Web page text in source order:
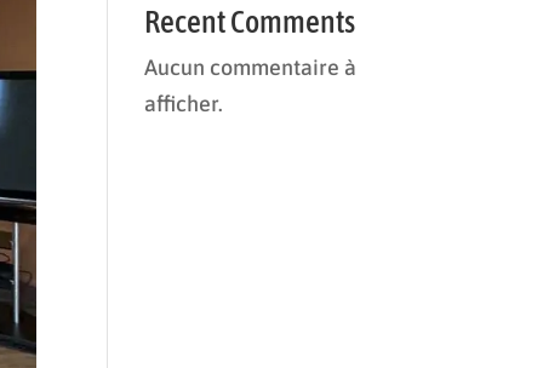
Recent Comments
Aucun commentaire à
afficher.